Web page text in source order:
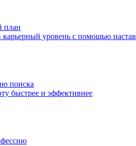
план
уровень с помощью
поиска
быстрее и эффективнее